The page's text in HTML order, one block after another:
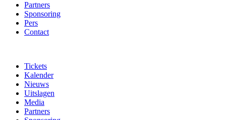
Partners
Sponsoring
Pers
Contact
Tickets
Kalender
Nieuws
Uitslagen
Media
Partners